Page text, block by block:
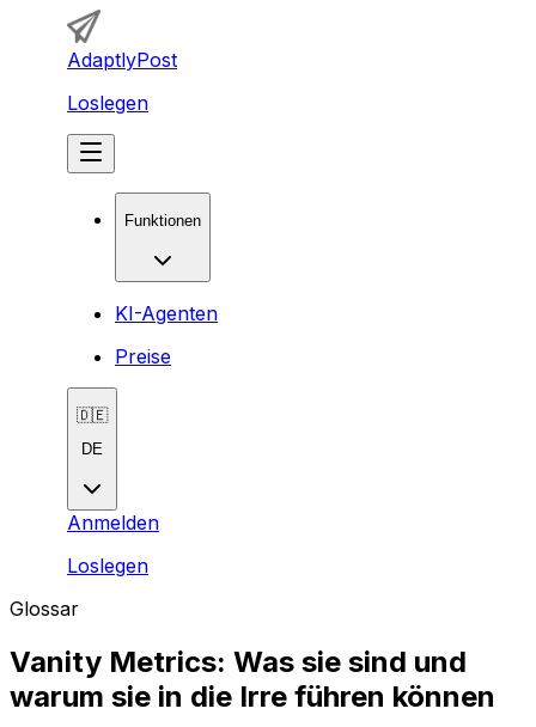
AdaptlyPost
Loslegen
Funktionen
KI-Agenten
Preise
🇩🇪
DE
Anmelden
Loslegen
Glossar
Vanity Metrics: Was sie sind und
warum sie in die Irre führen können